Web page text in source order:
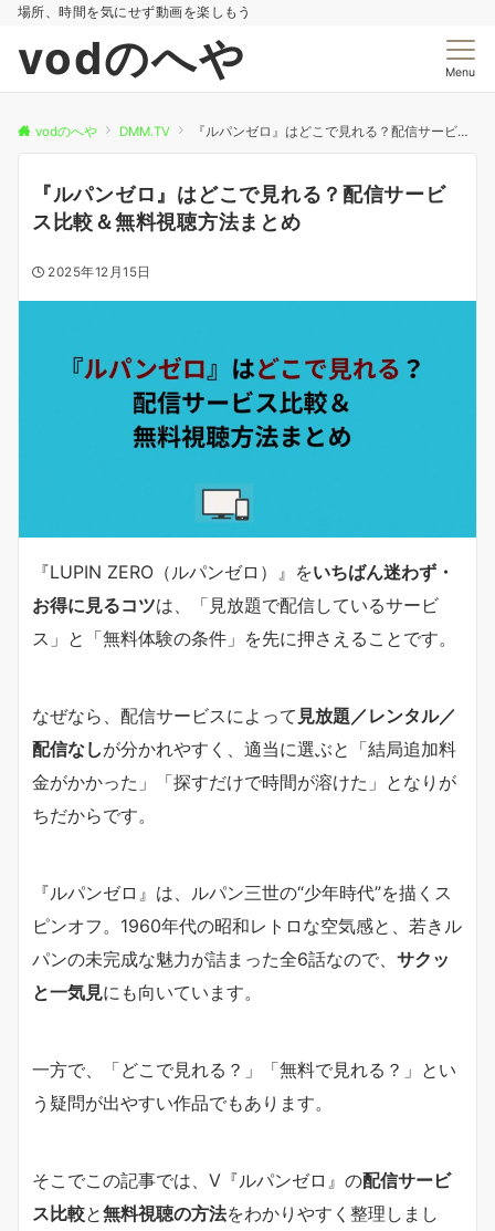
場所、時間を気にせず動画を楽しもう
vodのへや Menu
vodのへや DMM.TV 『ルパンゼロ』はどこで見れる？配信サービス比較＆無料視聴方法まとめ
『ルパンゼロ』はどこで見れる？配信サービ
ス比較＆無料視聴方法まとめ
2025年12月15日
『LUPIN ZERO（ルパンゼロ）』をいちばん迷わず・
お得に見るコツは、「見放題で配信しているサービ
ス」と「無料体験の条件」を先に押さえることです。
なぜなら、配信サービスによって 見放題／レンタル／
配信なしが分かれやすく、適当に選ぶと「結局追加料
金がかかった」「探すだけで時間が溶けた」となりが
ちだからです。
『ルパンゼロ』は、ルパン三世の“少年時代”を描くス
ピンオフ。1960年代の昭和レトロな空気感と、若きル
パンの未完成な魅力が詰まった全6話なので、 サクッ
と一気見にも向いています。
一方で、「どこで見れる？」「無料で見れる？」とい
う疑問が出やすい作品でもあります。
そこでこの記事では、V『ルパンゼロ』の配信サービ
ス比較と無料視聴の方法をわかりやすく整理しまし